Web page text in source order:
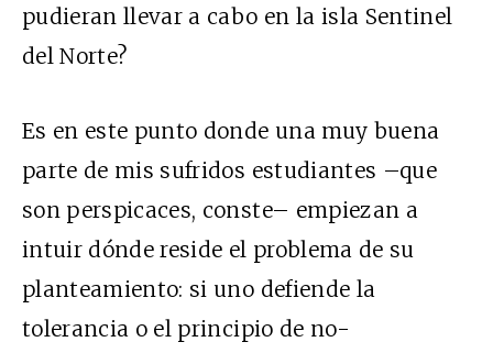
pudieran llevar a cabo en la isla Sentinel
del Norte?
Es en este punto donde una muy buena
parte de mis sufridos estudiantes –que
son perspicaces, conste– empiezan a
intuir dónde reside el problema de su
planteamiento: si uno defiende la
tolerancia o el principio de no-